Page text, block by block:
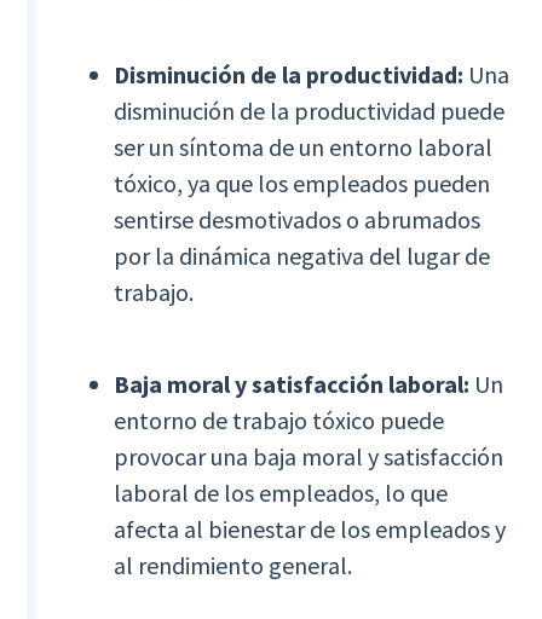
Disminución de la productividad: Una
disminución de la productividad puede
ser un síntoma de un entorno laboral
tóxico, ya que los empleados pueden
sentirse desmotivados o abrumados
por la dinámica negativa del lugar de
trabajo.
Baja moral y satisfacción laboral: Un
entorno de trabajo tóxico puede
provocar una baja moral y satisfacción
laboral de los empleados, lo que
afecta al bienestar de los empleados y
al rendimiento general.